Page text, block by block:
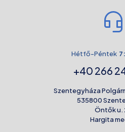
Hétfő-Péntek
+40 266
Szentegyháza
535800
Öntők u.
Hargita